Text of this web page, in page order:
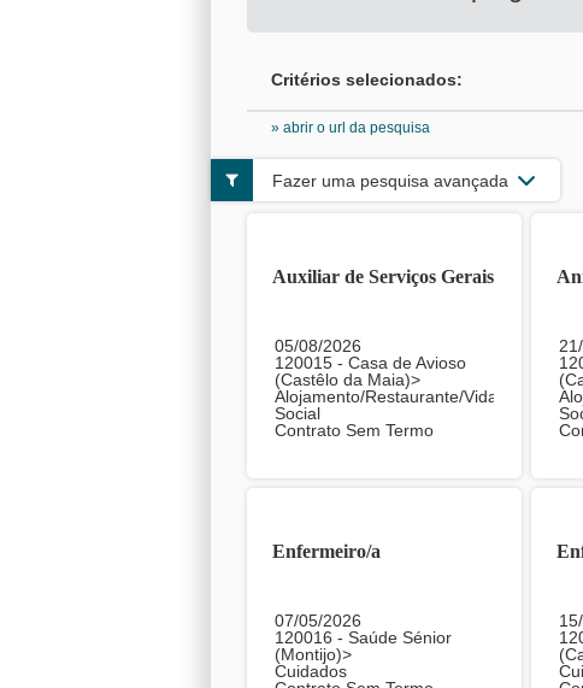
Critérios selecionados:
» abrir o url da pesquisa
Auxiliar de Serviços Gerais
05/08/2026
120015 - Casa de Avioso
(Castêlo da Maia)>
Alojamento/Restaurante/Vida
Social
Contrato Sem Termo
Enfermeiro/a
07/05/2026
120016 - Saúde Sénior
(Montijo)>
Cuidados
Fazer uma pesquisa avançada